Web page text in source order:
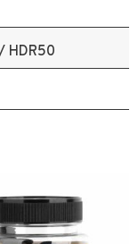
HDR50